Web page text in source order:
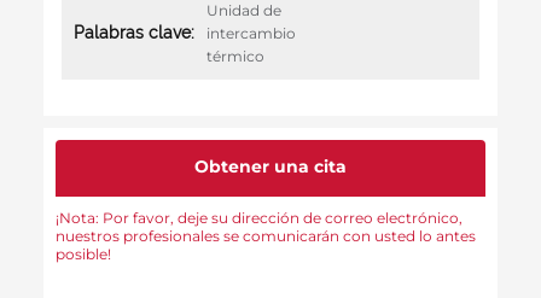
Palabras clave:
Unidad de
intercambio
térmico
Obtener una cita
¡Nota: Por favor, deje su dirección de correo electrónico,
nuestros profesionales se comunicarán con usted lo antes
posible!